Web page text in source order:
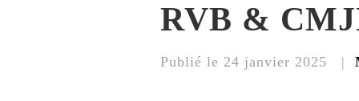
RVB &
Publié le 24 janvier 2025 |